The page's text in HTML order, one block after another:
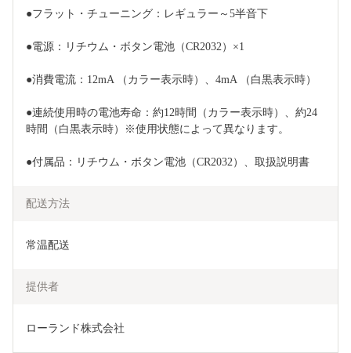
●フラット・チューニング：レギュラー～5半音下
●電源：リチウム・ボタン電池（CR2032）×1
●消費電流：12mA （カラー表示時）、4mA （白黒表示時）
●連続使用時の電池寿命：約12時間（カラー表示時）、約24
時間（白黒表示時）※使用状態によって異なります。
●付属品：リチウム・ボタン電池（CR2032）、取扱説明書
配送方法
常温配送
提供者
ローランド株式会社